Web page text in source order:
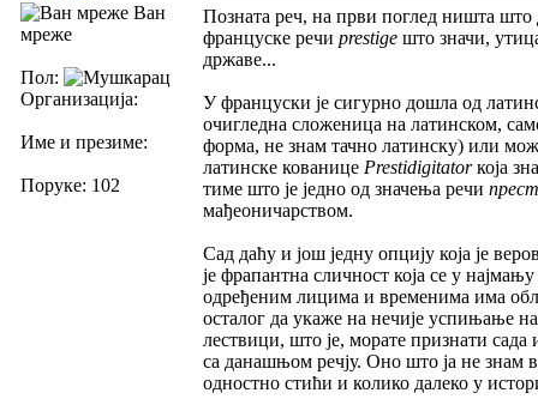
Ван
мреже
Пол:
Организација:
Име и презиме:
Поруке: 102
Позната реч, на први поглед ништа
француске речи prestige што значи,
државе...
У француски је сигурно дошла од
очигледна сложеница на латинском,
форма, не знам тачно латинску) или
латинске кованице Prestidigitatorкоја
тиме што је једно од значења речи
мађеоничарством.
Сад даћу и још једну опцију која је
је фрапантна сличност која се у
одређеним лицима и временима има
осталог да укаже на нечије успињање
лествици, што је, морате признати
са данашњом речју. Оно што ја не знам
одностно стићи и колико далеко у